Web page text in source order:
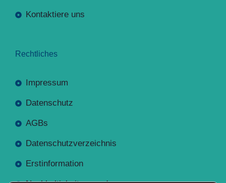
Kontaktiere uns
Rechtliches
Impressum
Datenschutz
AGBs
Datenschutzverzeichnis
Erstinformation